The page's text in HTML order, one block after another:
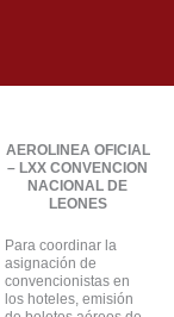
AEROLINEA OFICIAL
– LXX CONVENCION
NACIONAL DE
LEONES
Para coordinar la
asignación de
convencionistas en
los hoteles, emisión